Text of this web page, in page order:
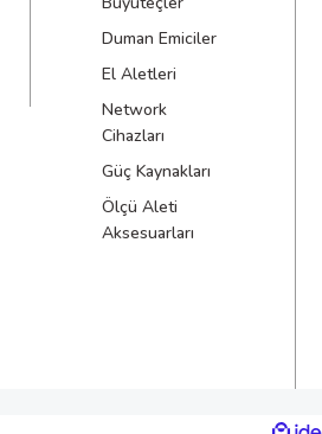
Duman Emiciler
El Aletleri
Network
Cihazları
Güç Kaynakları
Ölçü Aleti
Aksesuarları